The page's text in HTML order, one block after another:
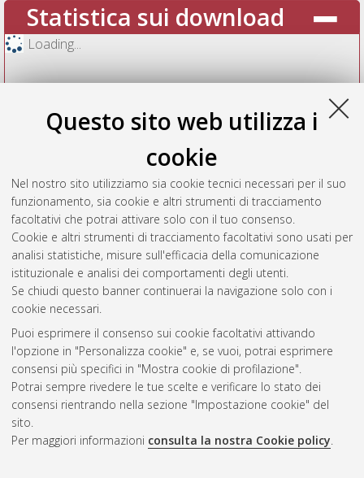
Questo sito web utilizza i
cookie
Nel nostro sito utilizziamo sia cookie tecnici necessari per il suo
funzionamento, sia cookie e altri strumenti di tracciamento
facoltativi che potrai attivare solo con il tuo consenso.
Cookie e altri strumenti di tracciamento facoltativi sono usati per
analisi statistiche, misure sull'efficacia della comunicazione
istituzionale e analisi dei comportamenti degli utenti.
Se chiudi questo banner continuerai la navigazione solo con i
cookie necessari.
Puoi esprimere il consenso sui cookie facoltativi attivando
l'opzione in "Personalizza cookie" e, se vuoi, potrai esprimere
consensi più specifici in "Mostra cookie di profilazione".
Potrai sempre rivedere le tue scelte e verificare lo stato dei
consensi rientrando nella sezione "Impostazione cookie" del
sito.
Per maggiori informazioni consulta la nostra Cookie policy.
Statistica sui download
Loading...
Vedi altre statistiche
Gestione del documento:
Atom
Rss
AMS Acta
ISSN: 2038-7954
re3data.org -
doi.org/10.17616/R3P19R
Servizio implementato e
Impostazioni Cookie